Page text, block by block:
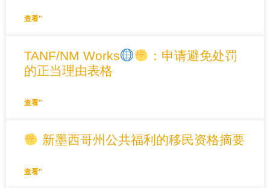
查看"
TANF/NM Works
：申请避免处罚
的正当理由表格
查看"
新墨西哥州公共福利的移民资格摘要
查看"